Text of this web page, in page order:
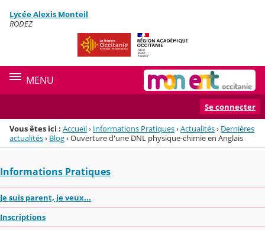
Menu de la rubrique
Contenu
Lycée Alexis Monteil
RODEZ
MENU
Se connecter
Vous êtes ici : Accueil› Informations Pratiques›Actualités› Dernières
actualités› Blog›Ouverture d'une DNL physique-chimie en Anglais
Informations Pratiques
Je suis parent, je veux...
Inscriptions